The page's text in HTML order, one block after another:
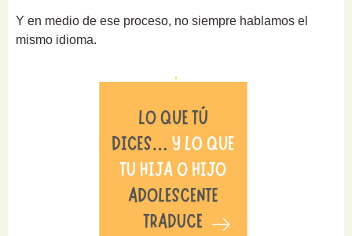
Y en medio de ese proceso, no siempre hablamos el
mismo idioma.